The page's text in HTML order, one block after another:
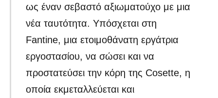
ως έναν σεβαστό αξιωματούχο με μια
νέα ταυτότητα. Υπόσχεται στη
Fantine, μια ετοιμοθάνατη εργάτρια
εργοστασίου, να σώσει και να
προστατεύσει την κόρη της Cosette, η
οποία εκμεταλλεύεται και